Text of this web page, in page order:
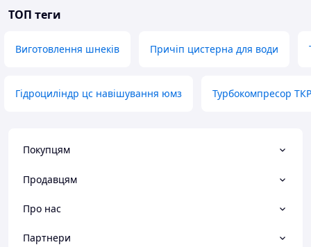
ТОП теги
Виготовлення шнеків Причіп цистерна для води
Гідроциліндр цс навішування юмз Турбокомпресор
Покупцям
Продавцям
Про нас
Партнери